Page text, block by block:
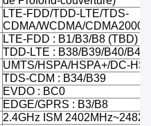
LTE-FDD/TDD-LTE/TDS-
CDMA/WCDMA/CDMA2000/
LTE-FDD : B1/B3/B8 (TBD)
TDD-LTE : B38/B39/B40/B41
UMTS/HSPA/HSPA+/DC-
TDS-CDM : B34/B39
EVDO : BC0
EDGE/GPRS : B3/B8
2.4GHz ISM